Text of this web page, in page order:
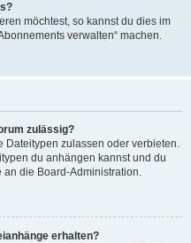
möchtest, so kannst du dies im
verwalten“ machen.
zulässig?
Dateitypen zulassen oder verbieten.
du anhängen kannst und du
an die Board-Administration.
erhalten?